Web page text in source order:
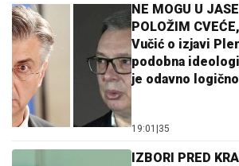
NE MOGU U
POLOŽIM
Vučić o izjavi
podobna
je odavno logično
19:01 |35
IZBORI PRED